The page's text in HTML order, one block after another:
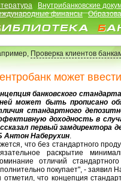
Внутрибанковские
финансы
Проверка клиентов
может
банковского
может быть прописано
стандартного
доходность в
первый замдиректора
Антон Наберухин.
что без стандартного
раскрытие
отличий
покупает", - заявил
отметил, что концепция